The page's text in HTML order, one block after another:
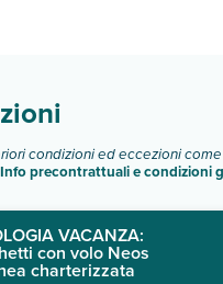
condizioni ed eccezioni
Info precontrattuali e condizioni
VACANZA:
con volo Neos
charterizzata